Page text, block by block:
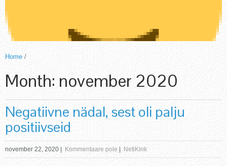
Home /
Month: november 2020
Negatiivne nädal, sest oli palju
positiivseid
november 22, 2020 Kommentaare pole NetiKink